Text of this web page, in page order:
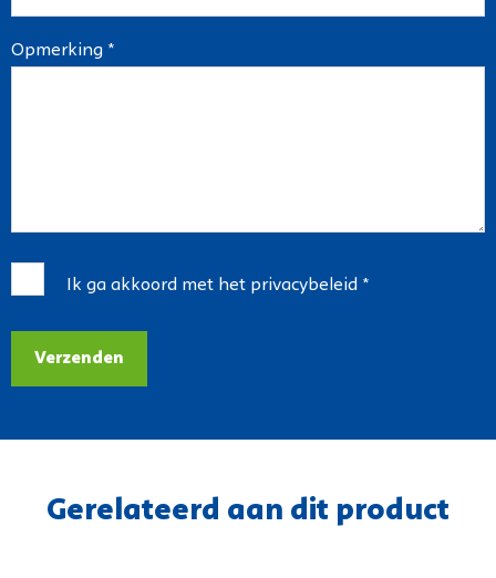
Opmerking *
Ik ga akkoord met het privacybeleid *
Verzenden
Gerelateerd aan dit product